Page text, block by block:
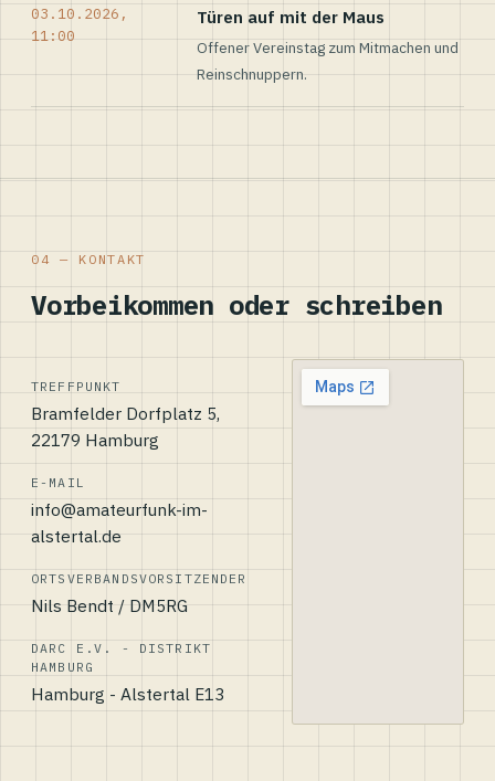
03.10.2026,
11:00
Türen auf mit der Maus
Offener Vereinstag zum Mitmachen und
Reinschnuppern.
04 — KONTAKT
Vorbeikommen oder schreiben
TREFFPUNKT
Bramfelder Dorfplatz 5,
22179 Hamburg
E-MAIL
info@amateurfunk-im-
alstertal.de
ORTSVERBANDSVORSITZENDER
Nils Bendt / DM5RG
DARC E.V. - DISTRIKT
HAMBURG
Hamburg - Alstertal E13